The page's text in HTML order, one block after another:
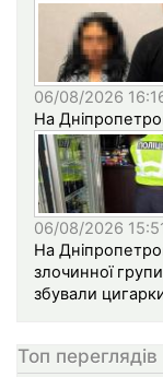
06/08/2026
На
06/08/2026
На
злочинної
збували
Топ переглядів